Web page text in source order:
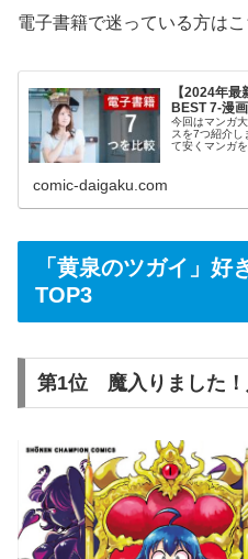
電子書籍で迷っている方は
【2024年
BEST 7-漫
今回はマンガ
スを7つ紹介し
て安くマンガ
子書籍を知り
comic-daigaku.com
「黄泉のツガイ」
TOP3
第1位 魔入りました！